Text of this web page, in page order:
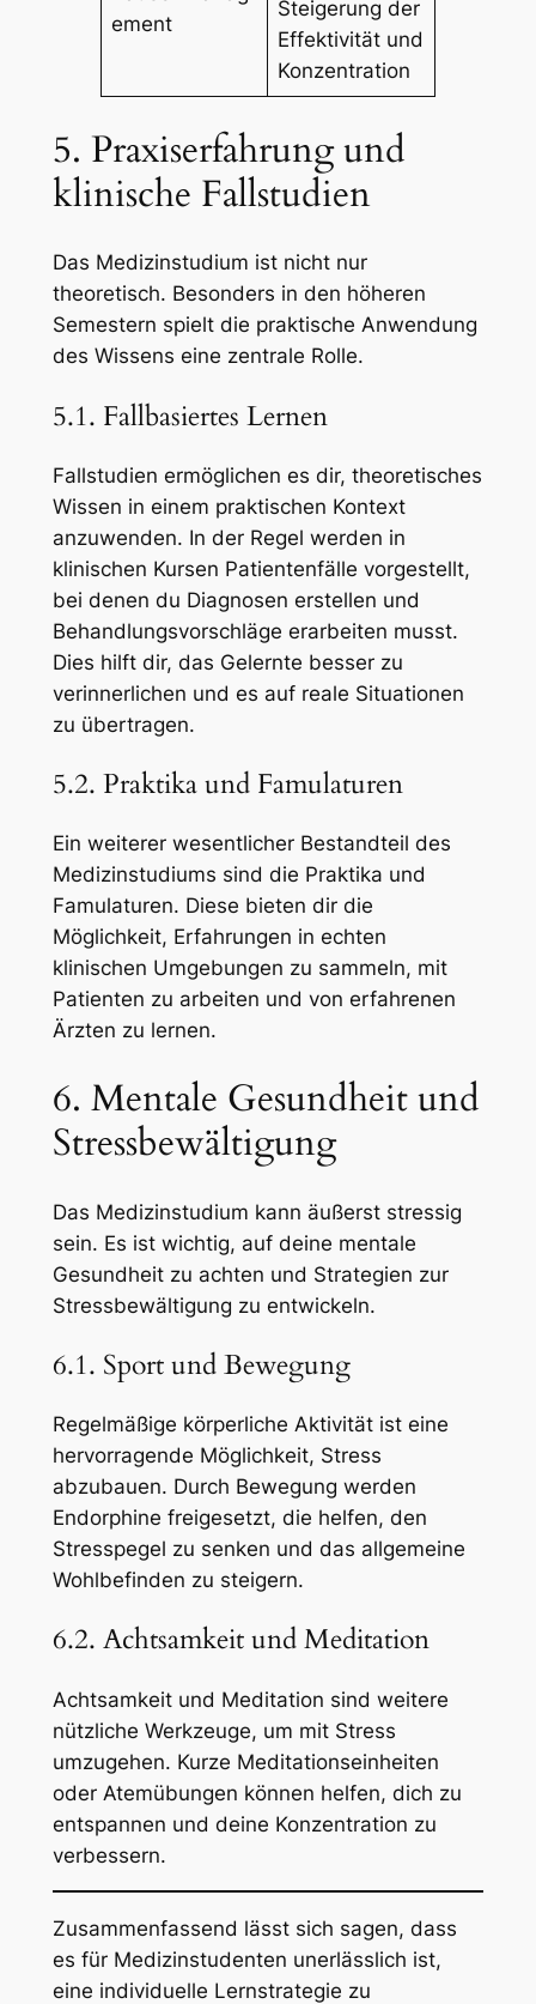
ement
Steigerung der
Effektivität und
Konzentration
5. Praxiserfahrung und
klinische Fallstudien
Das Medizinstudium ist nicht nur
theoretisch. Besonders in den höheren
Semestern spielt die praktische Anwendung
des Wissens eine zentrale Rolle.
5.1. Fallbasiertes Lernen
Fallstudien ermöglichen es dir, theoretisches
Wissen in einem praktischen Kontext
anzuwenden. In der Regel werden in
klinischen Kursen Patientenfälle vorgestellt,
bei denen du Diagnosen erstellen und
Behandlungsvorschläge erarbeiten musst.
Dies hilft dir, das Gelernte besser zu
verinnerlichen und es auf reale Situationen
zu übertragen.
5.2. Praktika und Famulaturen
Ein weiterer wesentlicher Bestandteil des
Medizinstudiums sind die Praktika und
Famulaturen. Diese bieten dir die
Möglichkeit, Erfahrungen in echten
klinischen Umgebungen zu sammeln, mit
Patienten zu arbeiten und von erfahrenen
Ärzten zu lernen.
6. Mentale Gesundheit und
Stressbewältigung
Das Medizinstudium kann äußerst stressig
sein. Es ist wichtig, auf deine mentale
Gesundheit zu achten und Strategien zur
Stressbewältigung zu entwickeln.
6.1. Sport und Bewegung
Regelmäßige körperliche Aktivität ist eine
hervorragende Möglichkeit, Stress
abzubauen. Durch Bewegung werden
Endorphine freigesetzt, die helfen, den
Stresspegel zu senken und das allgemeine
Wohlbefinden zu steigern.
6.2. Achtsamkeit und Meditation
Achtsamkeit und Meditation sind weitere
nützliche Werkzeuge, um mit Stress
umzugehen. Kurze Meditationseinheiten
oder Atemübungen können helfen, dich zu
entspannen und deine Konzentration zu
verbessern.
Zusammenfassend lässt sich sagen, dass
es für Medizinstudenten unerlässlich ist,
eine individuelle Lernstrategie zu